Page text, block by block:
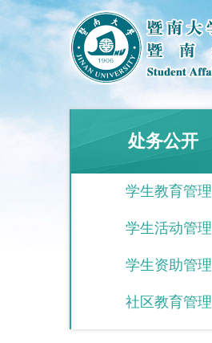
处务公开
学生教育管理
学生活动管理
学生资助管理
社区教育管理